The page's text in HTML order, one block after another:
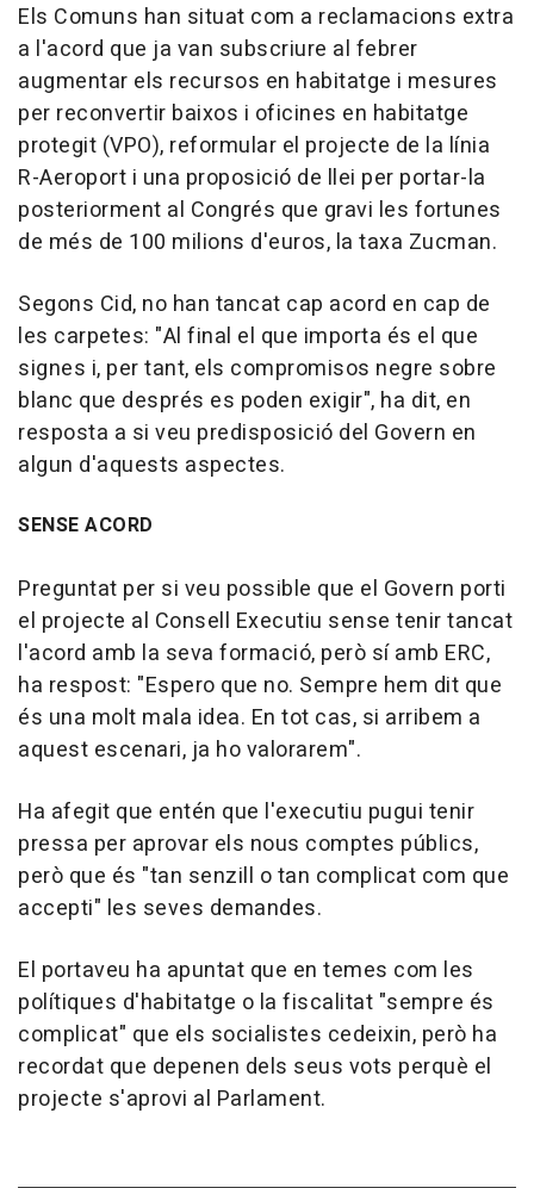
Els Comuns han situat com a reclamacions extra
a l'acord que ja van subscriure al febrer
augmentar els recursos en habitatge i mesures
per reconvertir baixos i oficines en habitatge
protegit (VPO), reformular el projecte de la línia
R-Aeroport i una proposició de llei per portar-la
posteriorment al Congrés que gravi les fortunes
de més de 100 milions d'euros, la taxa Zucman.
Segons Cid, no han tancat cap acord en cap de
les carpetes: "Al final el que importa és el que
signes i, per tant, els compromisos negre sobre
blanc que després es poden exigir", ha dit, en
resposta a si veu predisposició del Govern en
algun d'aquests aspectes.
SENSE ACORD
Preguntat per si veu possible que el Govern porti
el projecte al Consell Executiu sense tenir tancat
l'acord amb la seva formació, però sí amb ERC,
ha respost: "Espero que no. Sempre hem dit que
és una molt mala idea. En tot cas, si arribem a
aquest escenari, ja ho valorarem".
Ha afegit que entén que l'executiu pugui tenir
pressa per aprovar els nous comptes públics,
però que és "tan senzill o tan complicat com que
accepti" les seves demandes.
El portaveu ha apuntat que en temes com les
polítiques d'habitatge o la fiscalitat "sempre és
complicat" que els socialistes cedeixin, però ha
recordat que depenen dels seus vots perquè el
projecte s'aprovi al Parlament.